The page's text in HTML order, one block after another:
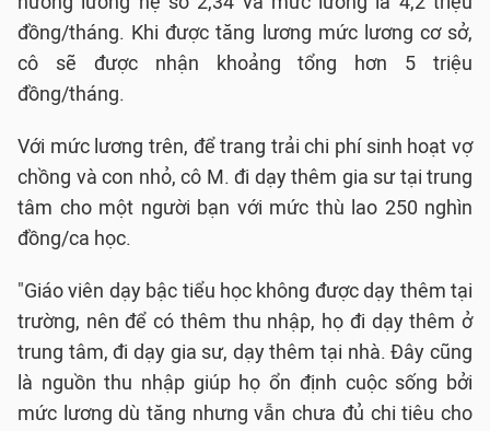
đồng/tháng. Khi được tăng lương mức lương cơ sở,
cô sẽ được nhận khoảng tổng hơn 5 triệu
đồng/tháng.
Với mức lương trên, để trang trải chi phí sinh hoạt vợ
chồng và con nhỏ, cô M. đi dạy thêm gia sư tại trung
tâm cho một người bạn với mức thù lao 250 nghìn
đồng/ca học.
"Giáo viên dạy bậc tiểu học không được dạy thêm tại
trường, nên để có thêm thu nhập, họ đi dạy thêm ở
trung tâm, đi dạy gia sư, dạy thêm tại nhà. Đây cũng
là nguồn thu nhập giúp họ ổn định cuộc sống bởi
mức lương dù tăng nhưng vẫn chưa đủ chi tiêu cho